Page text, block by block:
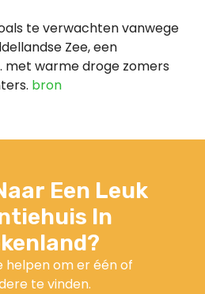
te verwachten vanwege
Zee, een
met warme droge zomers
bron
Een Leuk
In
helpen om er één of
te vinden.